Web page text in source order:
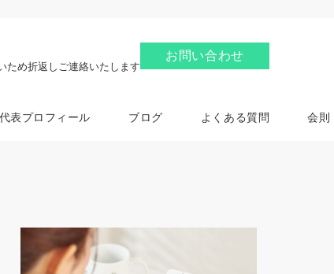
ため折返しご連絡いたします
お問い合わせ
代表プロフィール ブログ よくある質問 会則